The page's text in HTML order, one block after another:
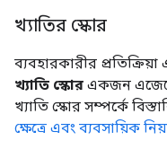
খ্যাতির স্কোর
ব্যবহারকারীর
খ্যাতি স্কোর একজন
খ্যাতি স্কোর সম্পর্কে
ক্ষেত্রে এবং ব্যবসায়িক